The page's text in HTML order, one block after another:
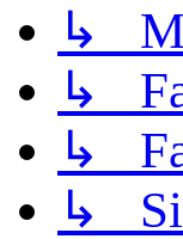
↳
↳
↳
↳